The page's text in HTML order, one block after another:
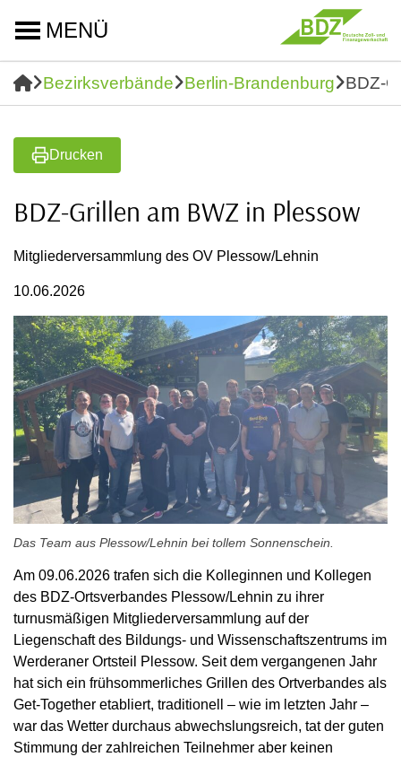
MENÜ
Bezirksverbände Berlin-Brandenburg BDZ-
Drucken
BDZ-Grillen am BWZ in Plessow
Mitgliederversammlung des OV Plessow/Lehnin
10.06.2026
Das Team aus Plessow/Lehnin bei tollem Sonnenschein.
Am 09.06.2026 trafen sich die Kolleginnen und Kollegen
des BDZ-Ortsverbandes Plessow/Lehnin zu ihrer
turnusmäßigen Mitgliederversammlung auf der
Liegenschaft des Bildungs- und Wissenschaftszentrums im
Werderaner Ortsteil Plessow. Seit dem vergangenen Jahr
hat sich ein frühsommerliches Grillen des Ortverbandes als
Get-Together etabliert, traditionell – wie im letzten Jahr –
war das Wetter durchaus abwechslungsreich, tat der guten
Stimmung der zahlreichen Teilnehmer aber keinen